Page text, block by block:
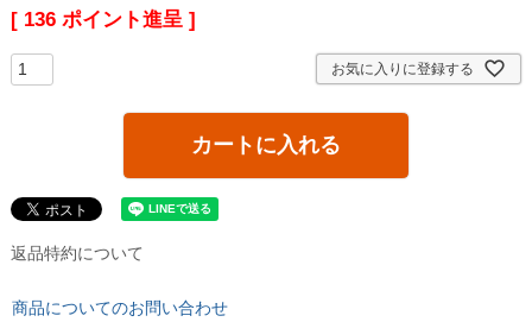
[ 136 ポイント進呈 ]
お気に入りに登録する
カートに入れる
返品特約について
商品についてのお問い合わせ